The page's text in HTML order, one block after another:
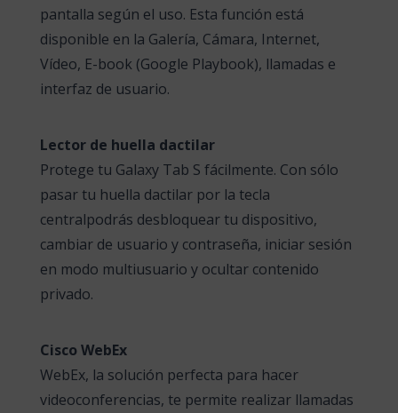
pantalla según el uso. Esta función está
disponible en la Galería, Cámara, Internet,
Vídeo, E-book (Google Playbook), llamadas e
interfaz de usuario.
Lector de huella dactilar
Protege tu Galaxy Tab S fácilmente. Con sólo
pasar tu huella dactilar por la tecla
centralpodrás desbloquear tu dispositivo,
cambiar de usuario y contraseña, iniciar sesión
en modo multiusuario y ocultar contenido
privado.
Cisco WebEx
WebEx, la solución perfecta para hacer
videoconferencias, te permite realizar llamadas